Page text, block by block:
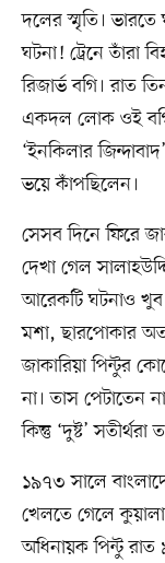
দলের স্মৃতি।
ঘটনা! ট্রেনে তাঁরা
রিজার্ভ বগি। রাত
একদল লোক ওই
‘ইনকিলার
ভয়ে কাঁপছিলেন।
সেসব দিনে ফিরে
দেখা গেল
আরেকটি ঘটনাও খুব
মশা, ছারপোকার
জাকারিয়া পিন্টুর
না। তাস পেটাতেন
কিন্তু ‘দুষ্ট’
১৯৭৩ সালে
খেলতে গেলে
অধিনায়ক পিন্টু রাত